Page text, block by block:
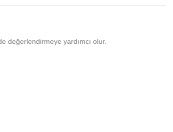
değerlendirmeye yardımcı olur.